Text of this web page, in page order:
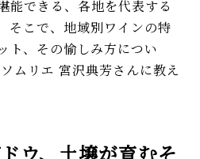
能できる、各地を代表する
そこで、地域別ワインの特
ト、その愉しみ方につい
ムリエ 宮沢典芳さんに教え